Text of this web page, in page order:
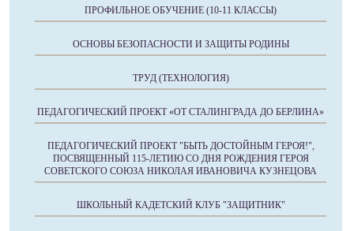
ПРОФИЛЬНОЕ ОБУЧЕНИЕ (10-11 КЛАССЫ)
ОСНОВЫ БЕЗОПАСНОСТИ И ЗАЩИТЫ РОДИНЫ
ТРУД (ТЕХНОЛОГИЯ)
ПЕДАГОГИЧЕСКИЙ ПРОЕКТ «ОТ СТАЛИНГРАДА ДО БЕРЛИНА»
ПЕДАГОГИЧЕСКИЙ ПРОЕКТ "БЫТЬ ДОСТОЙНЫМ ГЕРОЯ!",
ПОСВЯЩЕННЫЙ 115-ЛЕТИЮ СО ДНЯ РОЖДЕНИЯ ГЕРОЯ
СОВЕТСКОГО СОЮЗА НИКОЛАЯ ИВАНОВИЧА КУЗНЕЦОВА
ШКОЛЬНЫЙ КАДЕТСКИЙ КЛУБ "ЗАЩИТНИК"